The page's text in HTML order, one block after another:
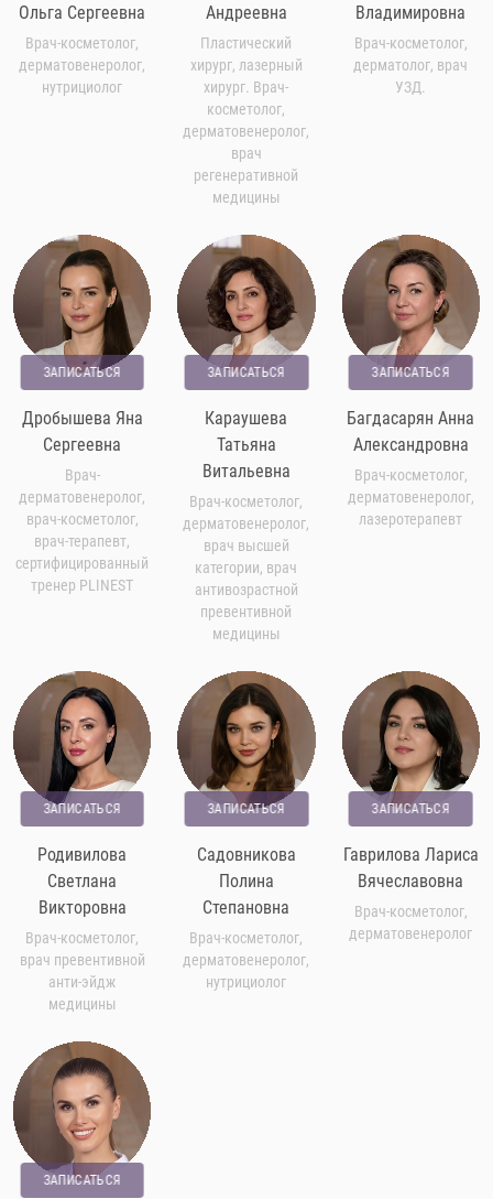
Ольга Сергеевна
Врач-косметолог,
дерматовенеролог,
нутрициолог
Андреевна
Пластический
хирург, лазерный
хирург. Врач-
косметолог,
дерматовенеролог,
врач
регенеративной
медицины
Владимировна
Врач-косметолог,
дерматолог, врач
УЗД.
ЗАПИСАТЬСЯ
Дробышева Яна
Сергеевна
Врач-
дерматовенеролог,
врач-косметолог,
врач-терапевт,
сертифицированный
тренер PLINEST
ЗАПИСАТЬСЯ
Караушева
Татьяна
Витальевна
Врач-косметолог,
дерматовенеролог,
врач высшей
категории, врач
антивозрастной
превентивной
медицины
ЗАПИСАТЬСЯ
Багдасарян Анна
Александровна
Врач-косметолог,
дерматовенеролог,
лазеротерапевт
ЗАПИСАТЬСЯ
Родивилова
Светлана
Викторовна
Врач-косметолог,
врач превентивной
анти-эйдж
медицины
ЗАПИСАТЬСЯ
Садовникова
Полина
Степановна
Врач-косметолог,
дерматовенеролог,
нутрициолог
ЗАПИСАТЬСЯ
Гаврилова Лариса
Вячеславовна
Врач-косметолог,
дерматовенеролог
ЗАПИСАТЬСЯ